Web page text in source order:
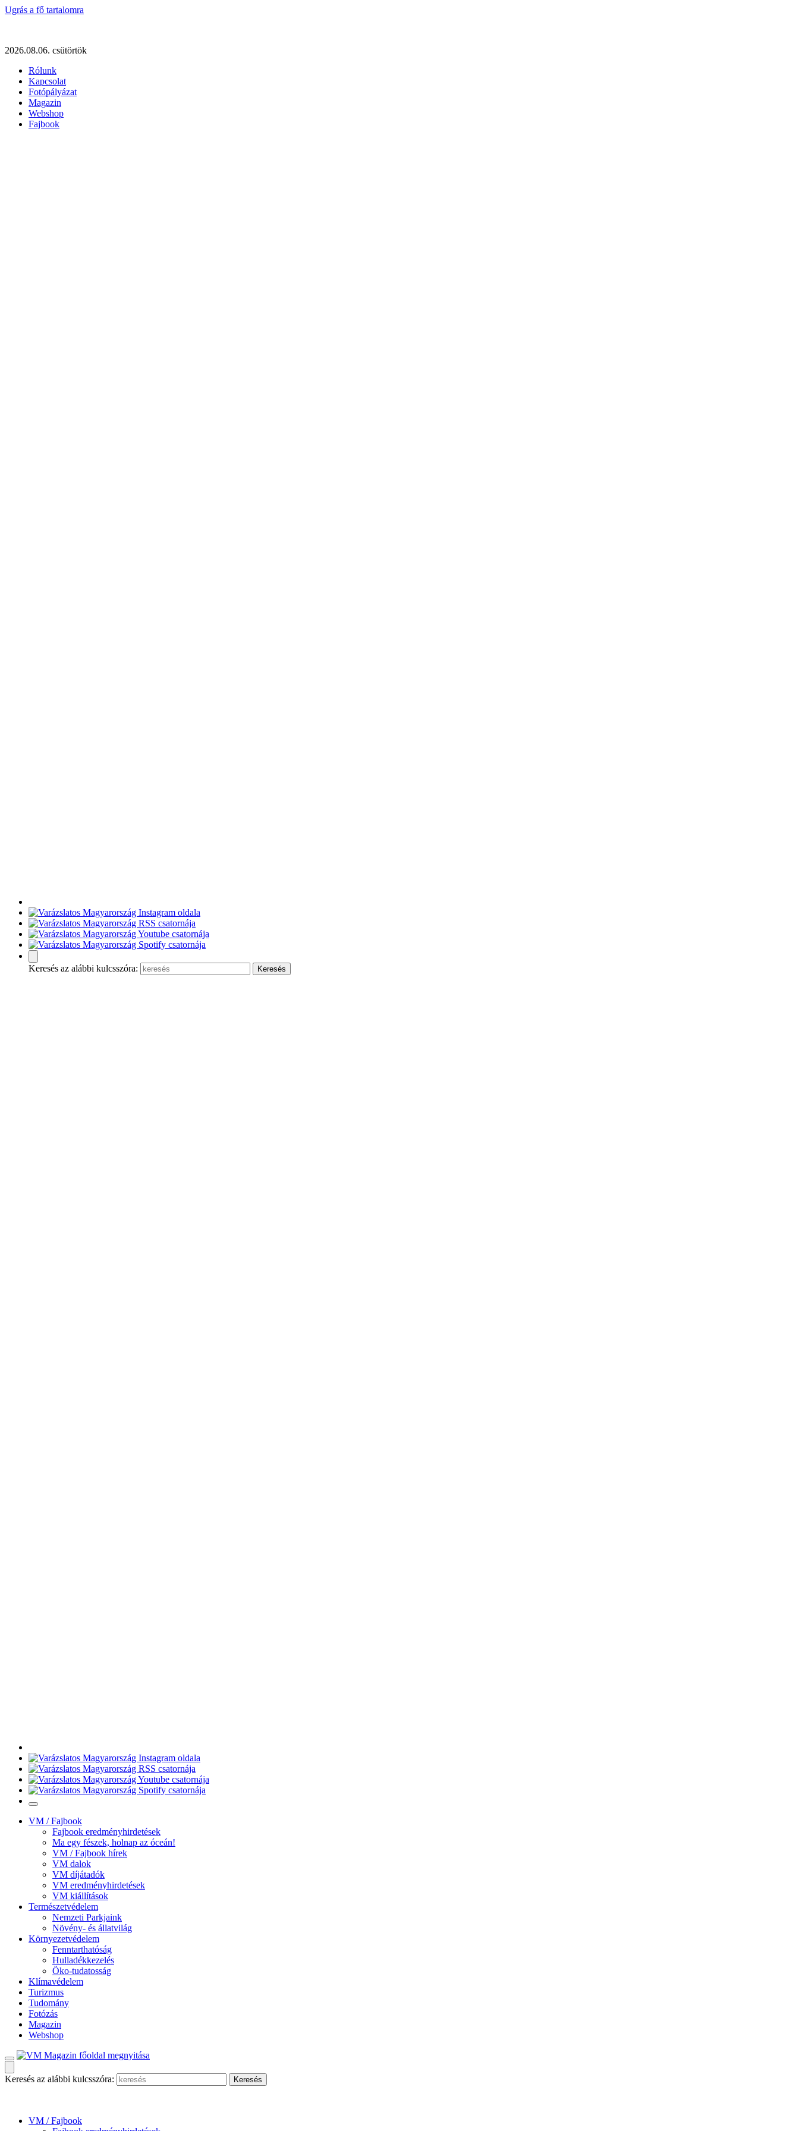
Ugrás a fő tartalomra
2026.08.06. csütörtök
Rólunk
Kapcsolat
Fotópályázat
Magazin
Webshop
Fajbook
Keresés az alábbi kulcsszóra:
VM / Fajbook
Fajbook eredményhirdetések
Ma egy fészek, holnap az óceán!
VM / Fajbook hírek
VM dalok
VM díjátadók
VM eredményhirdetések
VM kiállítások
Természetvédelem
Nemzeti Parkjaink
Növény- és állatvilág
Környezetvédelem
Fenntarthatóság
Hulladékkezelés
Öko-tudatosság
Klímavédelem
Turizmus
Tudomány
Fotózás
Magazin
Webshop
Keresés az alábbi kulcsszóra:
VM / Fajbook